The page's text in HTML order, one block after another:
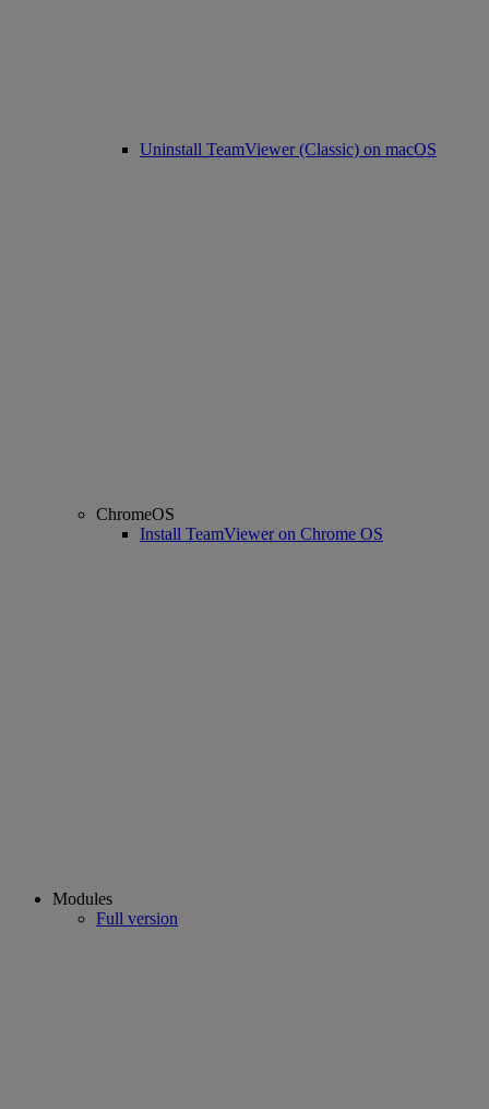
Uninstall TeamViewer (Classic) on macOS
ChromeOS
Install TeamViewer on Chrome OS
Modules
Full version